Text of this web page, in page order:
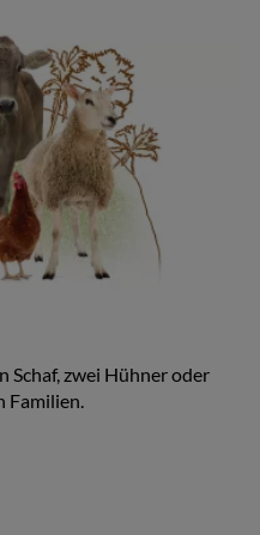
Schaf, zwei Hühner oder
Familien.